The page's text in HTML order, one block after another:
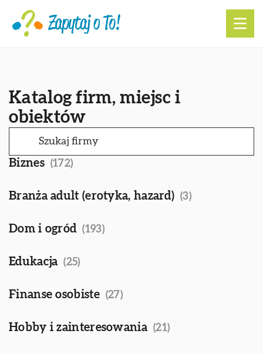
Katalog firm, miejsc i
obiektów
Biznes (172)
Branża adult (erotyka, hazard) (3)
Dom i ogród (193)
Edukacja (25)
Finanse osobiste (27)
Hobby i zainteresowania (21)